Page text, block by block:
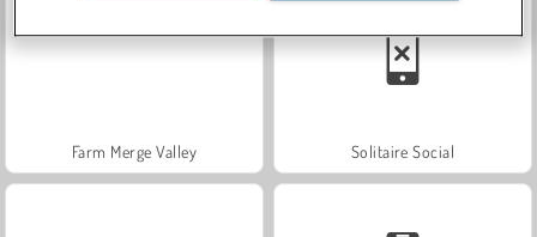
Farm Merge Valley Solitaire Social